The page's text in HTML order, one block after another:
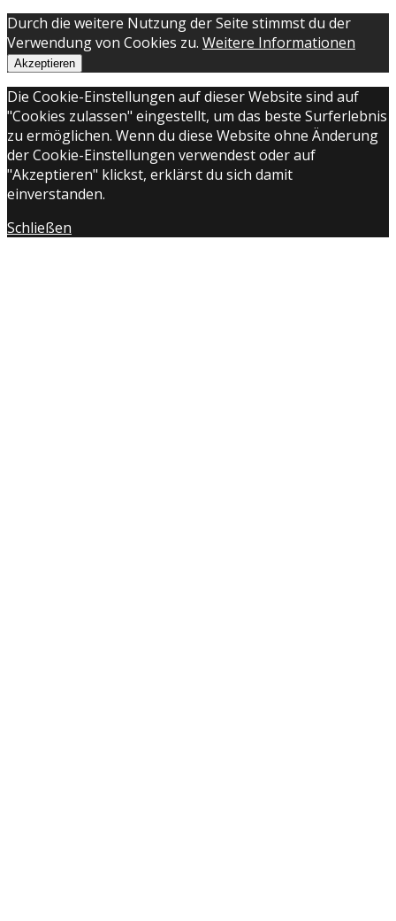
Durch die weitere Nutzung der Seite stimmst du der
Verwendung von Cookies zu. Weitere Informationen
Akzeptieren
Die Cookie-Einstellungen auf dieser Website sind auf
"Cookies zulassen" eingestellt, um das beste Surferlebnis
zu ermöglichen. Wenn du diese Website ohne Änderung
der Cookie-Einstellungen verwendest oder auf
"Akzeptieren" klickst, erklärst du sich damit
einverstanden.
Schließen